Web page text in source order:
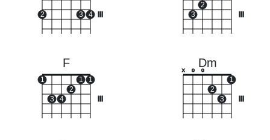
2 3 4 3
2
F
1
3 4
2
1 1
Dm
x o o
2
3
1